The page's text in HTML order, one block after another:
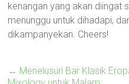
kenangan yang akan diingat
menunggu untuk dihadapi,
dikampanyekan. Cheers!
← Menelusuri Bar Klasik